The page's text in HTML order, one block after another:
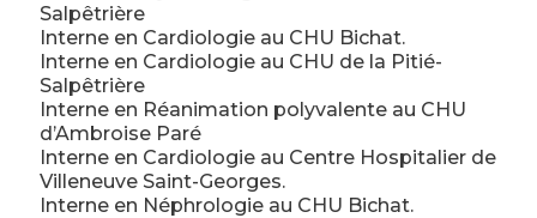
Salpêtrière
Interne en Cardiologie au CHU Bichat.
Interne en Cardiologie au CHU de la Pitié-
Salpêtrière
Interne en Réanimation polyvalente au CHU
d’Ambroise Paré
Interne en Cardiologie au Centre Hospitalier de
Villeneuve Saint-Georges.
Interne en Néphrologie au CHU Bichat.